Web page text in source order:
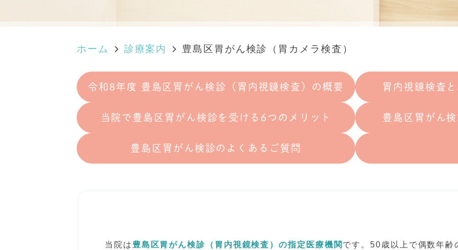
ホーム 診療案内 豊島区胃がん検診（胃カメラ検査）
令和8年度 豊島区胃がん検診（胃内視鏡検査）の概要 胃内視鏡検査
当院で豊島区胃がん検診を受ける6つのメリット 豊島区胃がん
豊島区胃がん検診のよくあるご質問
当院は 豊島区胃がん検診（胃内視鏡検査）の指定医療機関 です。50歳以上で偶数年齢